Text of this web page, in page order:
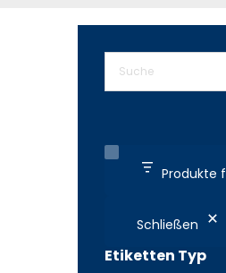
Produkte
Schließen
Etiketten Typ